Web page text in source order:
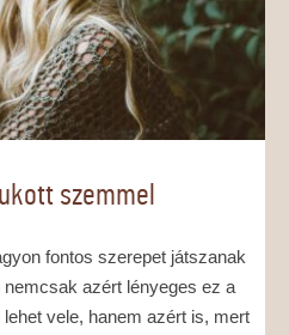
szemmel
fontos szerepet játszanak
azért lényeges ez a
vele, hanem azért is, mert